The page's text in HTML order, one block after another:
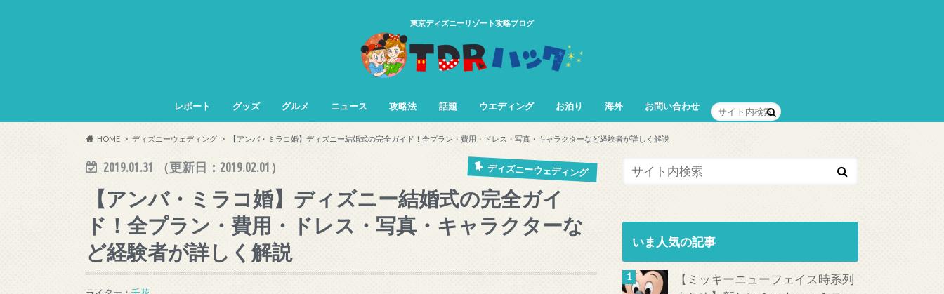
東京ディズニーリゾート攻略ブログ
レポート グッズ グルメ ニュース 攻略法 話題 ウエディング お泊り 海外 お問い合わせ
HOME ディズニーウェディング 【アンバ・ミラコ婚】ディズニー結婚式の完全ガイド！全プラン・費用・ドレス・写真・キャラクターなど経験者が詳しく解説
2019.01.31 （更新日： 2019.02.01 ） ディズニーウェディング
【アンバ・ミラコ婚】ディズニー結婚式の完全ガイ
ド！全プラン・費用・ドレス・写真・キャラクターな
ど経験者が詳しく解説
いま人気の記事
【ミッキーニューフェイス時系列